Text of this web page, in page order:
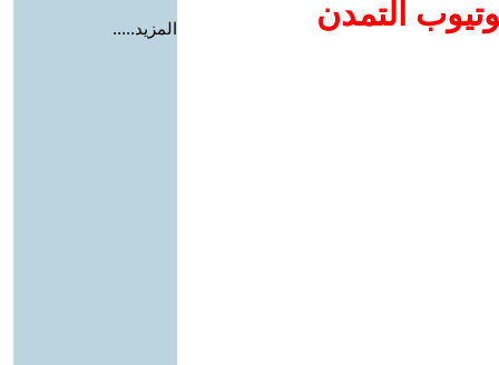
التمدن المزيد.....